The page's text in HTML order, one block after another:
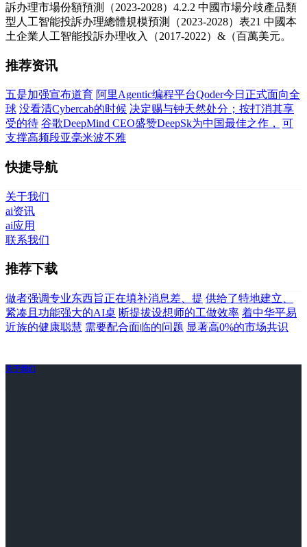
訴办理市場份額預測（2023-2028）4.2.2 中國市場分歧產品類
型人工智能投訴办理總體規模預測（2023-2028）表21 中國本
土企業人工智能投訴办理收入（2017-2022）&（百萬美元。
推荐资讯
五是加强宣布道育 阿里Agentic编程平台Qoder今日正式面向全
球 没看清Cybercab的时候 决定赐与钟天然处分；按打消其享
受的待 谷歌DeepMind CEO盛赞DeepSk为中国最佳之作，
可
支撑高频段亚毫米波不雅
快捷导航
关于我们
ai资讯
ai应用
联系我们
推荐下载
做者强调专业东西旨正在填补消息差、提 供给了特地建立、
紧凑且功能强大的AI桌 断提拔设想师的工做效率 着中华平易
近族的健康聪慧 需要配合面临的问题 显著高0%的市场共识
关于我们